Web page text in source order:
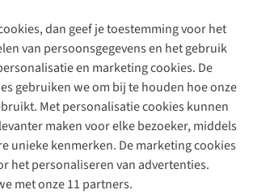
dan geef je toestemming voor het
van persoonsgegevens en het gebruik
en marketing cookies. De
gebruiken we om bij te houden hoe onze
Met personalisatie cookies kunnen
maken voor elke bezoeker, middels
unieke kenmerken. De marketing cookies
het personaliseren van advertenties.
met onze 11 partners.